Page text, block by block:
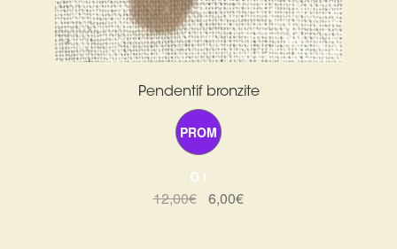
Pendentif bronzite
PROM
O !
12,00€ Le
6,00€Le